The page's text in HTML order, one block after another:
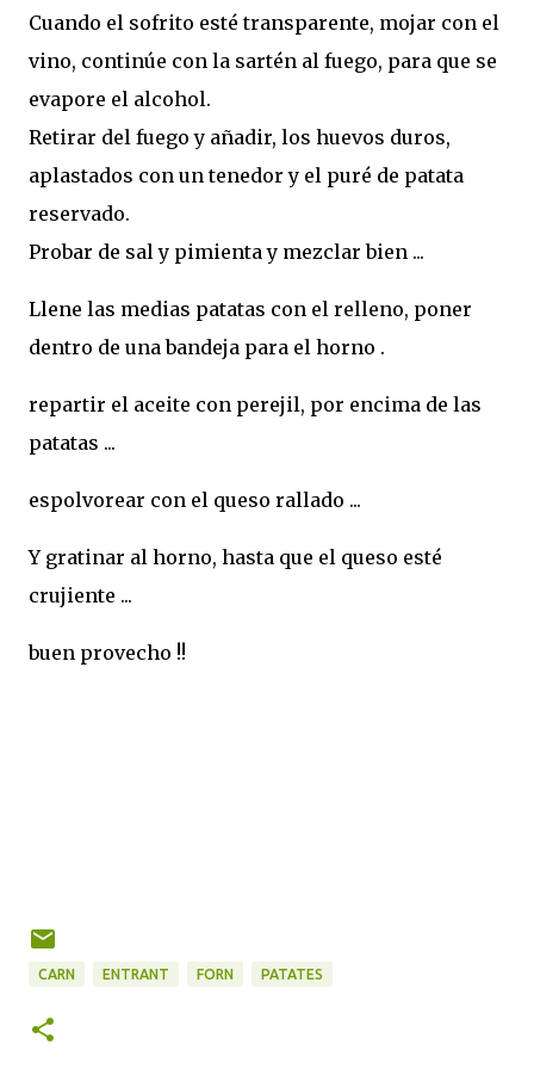
Cuando el sofrito esté transparente, mojar con el
vino, continúe con la sartén al fuego, para que se
evapore el alcohol.
Retirar del fuego y añadir, los huevos duros,
aplastados con un tenedor y el puré de patata
reservado.
Probar de sal y pimienta y mezclar bien ...
Llene las medias patatas con el relleno, poner
dentro de una bandeja para el horno .
repartir el aceite con perejil, por encima de las
patatas ...
espolvorear con el queso rallado ...
Y gratinar al horno, hasta que el queso esté
crujiente ...
buen provecho !!
CARN ENTRANT FORN PATATES